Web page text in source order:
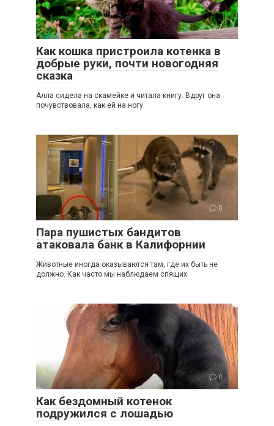
2
Как кошка пристроила котенка в
добрые руки, почти новогодняя
сказка
Алла сидела на скамейке и читала книгу. Вдруг она
почувствовала, как ей на ногу
0
Пара пушистых бандитов
атаковала банк в Калифорнии
Животные иногда оказываются там, где их быть не
должно. Как часто мы наблюдаем спящих
0
Как бездомный котенок
подружился с лошадью